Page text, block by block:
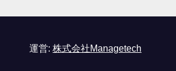
運営: 株式会社Managetech